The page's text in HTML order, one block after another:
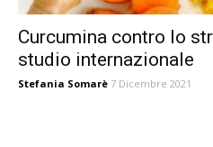
Curcumina contro lo
studio internazionale
Stefania Somarè 7 Dicembre 2021